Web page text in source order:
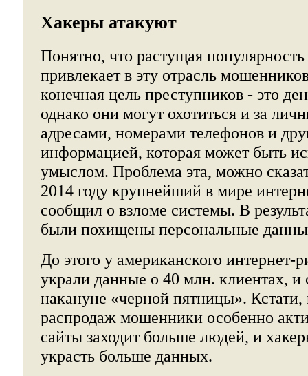
Хакеры атакуют
Понятно, что растущая
привлекает в эту отрасль
конечная цель преступников - это
однако они могут охотиться и за
адресами, номерами телефонов и
информацией, которая может быть
умыслом. Проблема эта, можно
2014 году крупнейший в мире
сообщил о взломе системы. В
были похищены персональные
До этого у американского интернет-
украли данные о 40 млн. клиентах, и
накануне «черной пятницы».
распродаж мошенники особенно
сайты заходит больше людей, и
украсть больше данных.